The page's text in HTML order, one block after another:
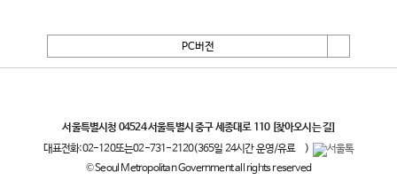
PC버전
서울특별시청 04524 서울특별시 중구 세종대로 110 [찾아오시는 길]
대표전화:02-120또는02-731-2120(365일 24시간 운영/유료
)
© Seoul Metropolitan Government all rights reserved